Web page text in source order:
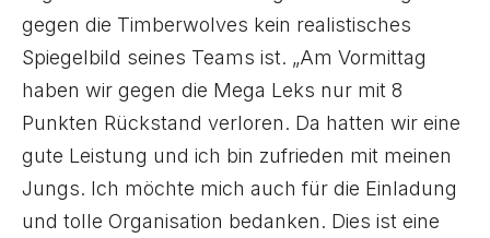
gegen die Timberwolves kein realistisches
Spiegelbild seines Teams ist. „Am Vormittag
haben wir gegen die Mega Leks nur mit 8
Punkten Rückstand verloren. Da hatten wir eine
gute Leistung und ich bin zufrieden mit meinen
Jungs. Ich möchte mich auch für die Einladung
und tolle Organisation bedanken. Dies ist eine